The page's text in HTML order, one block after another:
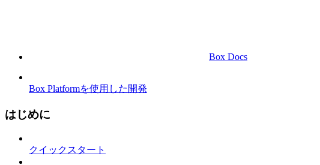
Box Docs
Box Platformを使用した開発
はじめに
クイックスタート